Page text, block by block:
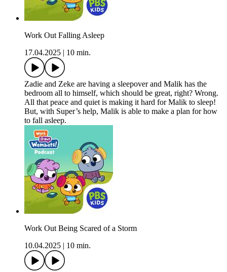
Work Out Falling Asleep
17.04.2025
10 min.
Zadie and Zeke are having a sleepover and Malik has the
bedroom all to himself, which should be great, right? Wrong.
All that peace and quiet is making it hard for Malik to sleep!
But, with Super’s help, Malik is able to make a plan for how
to fall asleep.
Work Out Being Scared of a Storm
10.04.2025
10 min.